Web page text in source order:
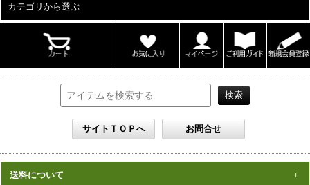
カテゴリから選ぶ
女性写真集
セット
送料について